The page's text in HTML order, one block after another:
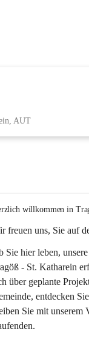
AUT
willkommen in
freuen uns, Sie auf
Sie hier leben,
- St. Katharein
über geplante
entdecken
Sie mit unserem